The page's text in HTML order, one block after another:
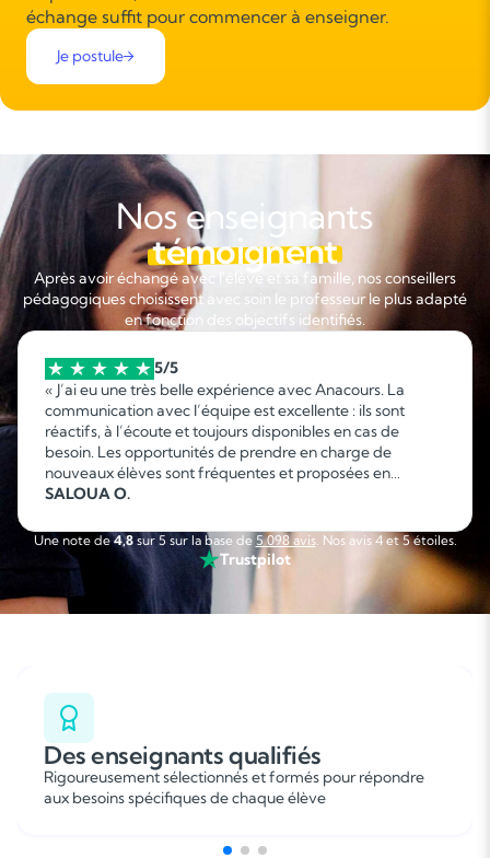
échange suffit pour commencer à enseigner.
Je postule
Nos enseignants
témoignent
Après avoir échangé avec l'élève et sa famille, nos conseillers
pédagogiques choisissent avec soin le professeur le plus adapté
en fonction des objectifs identifiés.
5/5
« J’ai eu une très belle expérience avec Anacours. La
communication avec l’équipe est excellente : ils sont
réactifs, à l’écoute et toujours disponibles en cas de
besoin. Les opportunités de prendre en charge de
nouveaux élèves sont fréquentes et proposées en
fonction de mes disponibilités, ce qui permet d’organiser
sérieuse, flexible et agréable que je recommande sans
hésitation. »
SALOUA O.
Une note de4,8sur 5 sur la base de 5 098 avis. Nos avis 4 et 5 étoiles.
Trustpilot
Des enseignants qualifiés
Rigoureusement sélectionnés et formés pour répondre
aux besoins spécifiques de chaque élève